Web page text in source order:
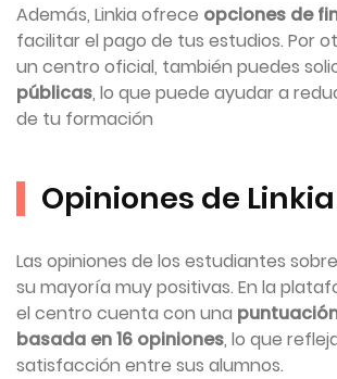
Además, Linkia ofrece opciones de
facilitar el pago de tus estudios. Por
un centro oficial, también puedes
públicas, lo que puede ayudar a
de tu formación
Opiniones de Linkia
Las opiniones de los estudiantes sobre
su mayoría muy positivas. En la
el centro cuenta con una
basada en 16 opiniones, lo que
satisfacción entre sus alumnos.